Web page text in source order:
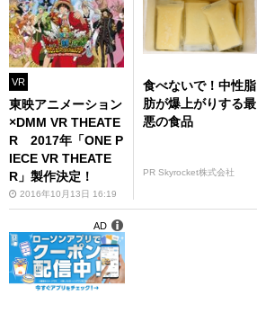
VR
東映アニメーション
×DMM VR THEATE
R 2017年「ONE P
IECE VR THEATE
R」製作決定！
2016年10月13日 16:19
食べないで！中性脂
肪が爆上がりする最
悪の食品
PR Skyrocket株式会社
AD